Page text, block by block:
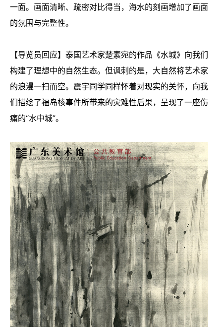
一面。画面清晰、疏密对比得当，海水的刻画增加了画面
的氛围与完整性。
【导览员回应】泰国艺术家楚素宛的作品《水城》向我们
构建了理想中的自然生态。但讽刺的是，大自然将艺术家
的浪漫一扫而空。震宇同学同样怀着对现实的关怀，向我
们描绘了福岛核事件所带来的灾难性后果，呈现了一座伤
痛的“水中城”。